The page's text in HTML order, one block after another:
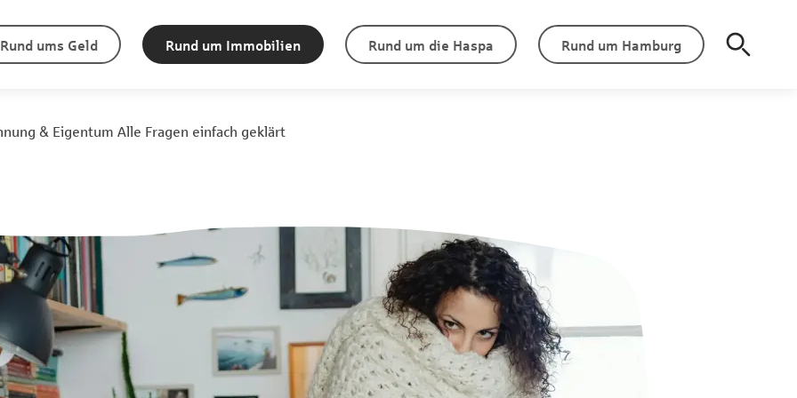
Rund ums Geld Rund um Immobilien Rund um die Haspa Rund um Hamburg
& Eigentum Alle Fragen einfach geklärt